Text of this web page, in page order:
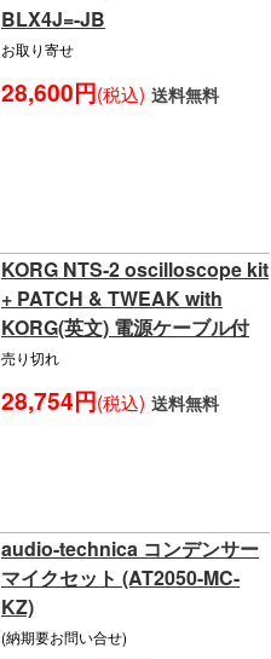
BLX4J=-JB
お取り寄せ
28,600円(税込) 送料無料
KORG NTS-2 oscilloscope kit
+ PATCH & TWEAK with
KORG(英文) 電源ケーブル付
売り切れ
28,754円(税込) 送料無料
audio-technica コンデンサー
マイクセット (AT2050-MC-
KZ)
(納期要お問い合せ)